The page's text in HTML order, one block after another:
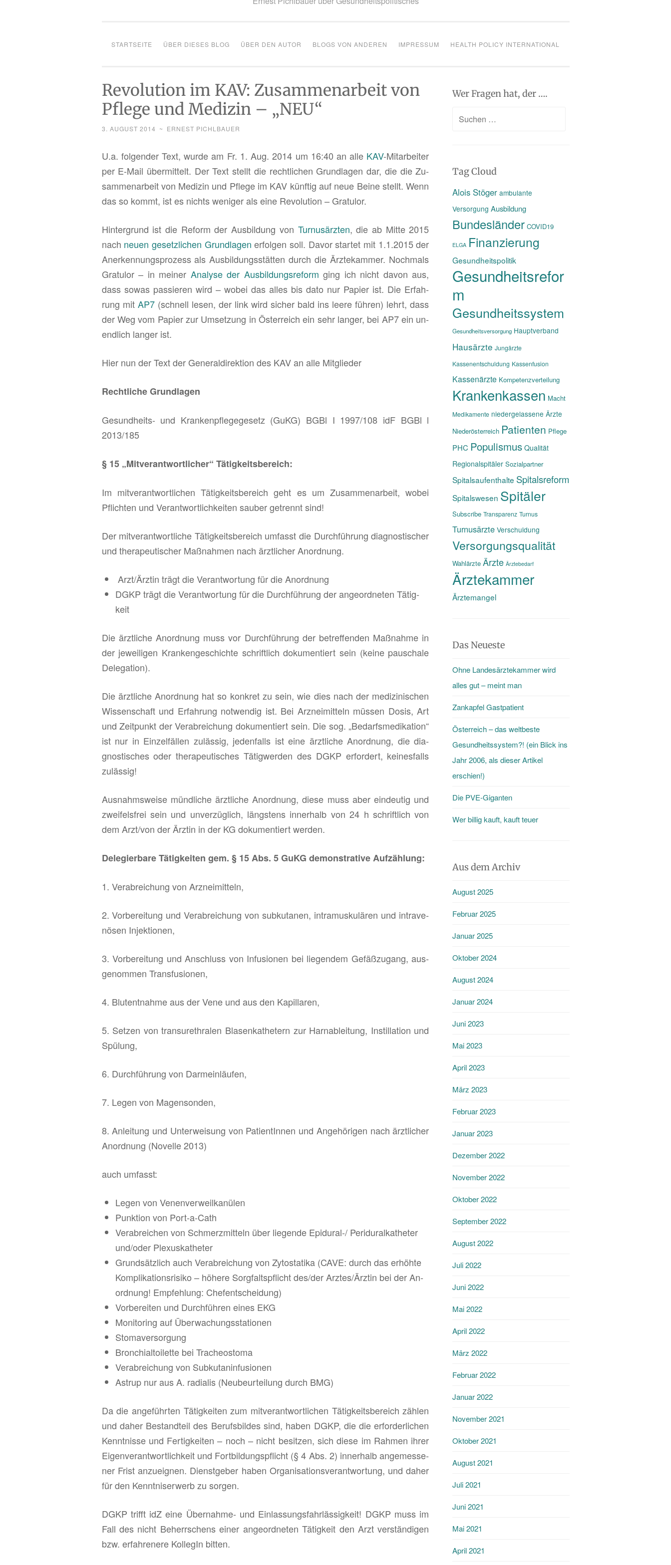
STARTSEITE ÜBER DIESES BLOG ÜBER DEN AUTOR BLOGS VON ANDEREN IMPRESSUM HEALTH POLICY INTERNATIONAL
Revolution im KAV: Zusammenarbeit von
Pflege und Medizin – „NEU“
3. AUGUST 2014 ~ ERNEST PICHLBAUER
U.a. fol­gen­der Text, wurde am Fr. 1. Aug. 2014 um 16:40 an alle KAV-Mit­ar­bei­ter
per E-Mail über­mit­telt. Der Text stellt die recht­li­chen Grund­la­gen dar, die die Zu­
sam­men­ar­beit von Me­di­zin und Pfle­ge im KAV künf­tig auf neue Beine stellt. Wenn
das so kommt, ist es nichts we­ni­ger als eine Re­vo­lu­ti­on – Gra­tu­lor.
Hin­ter­grund ist die Re­form der Aus­bil­dung von Tur­nus­ärz­ten, die ab Mitte 2015
nach neuen ge­setz­li­chen Grund­la­gen er­fol­gen soll. Davor star­tet mit 1.1.2015 der
An­er­ken­nungs­pro­zess als Aus­bil­dungs­stät­ten durch die Ärz­te­kam­mer. Noch­mals
Gra­tu­lor – in mei­ner Ana­ly­se der Aus­bil­dungs­re­form ging ich nicht davon aus,
dass sowas pas­sie­ren wird – wobei das alles bis dato nur Pa­pier ist. Die Er­fah­
rung mit AP7(schnell lesen, der link wird si­cher bald ins leere füh­ren) lehrt, dass
der Weg vom Pa­pier zur Um­set­zung in Ös­ter­reich ein sehr lan­ger, bei AP7 ein un­
end­lich lan­ger ist.
Hier nun der Text der Ge­ne­ral­di­rek­ti­on des KAV an alle Mit­glie­der
Recht­li­che Grund­la­gen
Ge­sund­heits- und Kran­ken­pfle­ge­ge­setz (GuKG) BGBl I 1997/108 idF BGBl l
2013/185
§ 15 „Mit­ver­ant­wort­li­cher“ Tä­tig­keits­be­reich:
Im mit­ver­ant­wort­li­chen Tä­tig­keits­be­reich geht es um Zu­sam­men­ar­beit, wobei
Pflich­ten und Ver­ant­wort­lich­kei­ten sau­ber ge­trennt sind!
Der mit­ver­ant­wort­li­che Tä­tig­keits­be­reich um­fasst die Durch­füh­rung dia­gnos­ti­scher
und the­ra­peu­ti­scher Maß­nah­men nach ärzt­li­cher An­ord­nung.
Arzt/Ärz­tin trägt die Ver­ant­wor­tung für die An­ord­nung
DGKP trägt die Ver­ant­wor­tung für die Durch­füh­rung der an­ge­ord­ne­ten Tä­tig­
keit
Die ärzt­li­che An­ord­nung muss vor Durch­füh­rung der be­tref­fen­den Maß­nah­me in
der je­wei­li­gen Kran­ken­ge­schich­te schrift­lich do­ku­men­tiert sein (keine pau­scha­le
De­le­ga­ti­on).
Die ärzt­li­che An­ord­nung hat so kon­kret zu sein, wie dies nach der me­di­zi­ni­schen
Wis­sen­schaft und Er­fah­rung not­wen­dig ist. Bei Arz­nei­mit­teln müs­sen Dosis, Art
und Zeit­punkt der Ver­ab­rei­chung do­ku­men­tiert sein. Die sog. „Be­darfs­me­di­ka­ti­on“
ist nur in Ein­zel­fäl­len zu­läs­sig, je­den­falls ist eine ärzt­li­che An­ord­nung, die dia­
gnos­ti­sches oder the­ra­peu­ti­sches Tä­tig­wer­den des DGKP er­for­dert, kei­nes­falls
zu­läs­sig!
Aus­nahms­wei­se münd­li­che ärzt­li­che An­ord­nung, diese muss aber ein­deu­tig und
zwei­fels­frei sein und un­ver­züg­lich, längs­tens in­ner­halb von 24 h schrift­lich von
dem Arzt/von der Ärz­tin in der KG do­ku­men­tiert wer­den.
De­le­gier­ba­re Tä­tig­kei­ten gem. § 15 Abs. 5 GuKG de­mons­tra­ti­ve Auf­zäh­lung:
1. Ver­ab­rei­chung von Arz­nei­mit­teln,
2. Vor­be­rei­tung und Ver­ab­rei­chung von sub­ku­ta­nen, in­tra­mus­ku­lä­ren und in­tra­ve­
nö­sen In­jek­tio­nen,
3. Vor­be­rei­tung und An­schluss von In­fu­sio­nen bei lie­gen­dem Ge­fäß­zu­gang, aus­
ge­nom­men Trans­fu­sio­nen,
4. Blut­ent­nah­me aus der Vene und aus den Ka­pil­la­ren,
5. Set­zen von tran­su­re­thra­len Bla­sen­ka­the­tern zur Harnablei­tung, In­stil­la­ti­on und
Spü­lung,
6. Durch­füh­rung von Dar­m­ein­läu­fen,
7. Legen von Ma­gen­son­den,
8. An­lei­tung und Un­ter­wei­sung von Pa­ti­en­tIn­nen und An­ge­hö­ri­gen nach ärzt­li­cher
An­ord­nung (No­vel­le 2013)
auch um­fasst:
Legen von Ve­nen­ver­weil­ka­nü­len
Punk­ti­on von Port-a-Cath
Ver­ab­rei­chen von Schmerz­mit­teln über lie­gen­de Epi­du­ral-/ Pe­ri­du­ral­ka­the­ter
und/oder Ple­xus­ka­the­ter
Grund­sätz­lich auch Ver­ab­rei­chung von Zy­to­sta­ti­ka (CAVE: durch das er­höh­te
Kom­pli­ka­ti­ons­ri­si­ko – hö­he­re Sorg­falts­pflicht des/der Arz­tes/Ärz­tin bei der An­
ord­nung! Emp­feh­lung: Chef­ent­schei­dung)
Vor­be­rei­ten und Durch­füh­ren eines EKG
Mo­ni­to­ring auf Über­wa­chungs­sta­tio­nen
Sto­ma­ver­sor­gung
Bron­chi­al­toi­let­te bei Tra­cheo­st­o­ma
Ver­ab­rei­chung von Sub­ku­ta­nin­fu­sio­nen
As­trup nur aus A. ra­dia­lis (Neu­be­ur­tei­lung durch BMG)
Da die an­ge­führ­ten Tä­tig­kei­ten zum mit­ver­ant­wort­li­chen Tä­tig­keits­be­reich zäh­len
und daher Be­stand­teil des Be­rufs­bil­des sind, haben DGKP, die die er­for­der­li­chen
Kennt­nis­se und Fer­tig­kei­ten – noch – nicht be­sit­zen, sich diese im Rah­men ihrer
Ei­gen­ver­ant­wort­lich­keit und Fort­bil­dungs­pflicht (§ 4 Abs. 2) in­ner­halb an­ge­mes­se­
ner Frist an­zu­eig­nen. Dienst­ge­ber haben Or­ga­ni­sa­ti­ons­ver­ant­wor­tung, und daher
für den Kennt­nis­er­werb zu sor­gen.
DGKP trifft idZ eine Über­nah­me- und Ein­las­sungs­fahr­läs­sig­keit! DGKP muss im
Fall des nicht Be­herr­schens einer an­ge­ord­ne­ten Tä­tig­keit den Arzt ver­stän­di­gen
bzw. er­fah­re­ne­re Kol­le­gIn bit­ten.
Wer Fragen hat, der ….
Suchen
Tag Cloud
Alois Stöger ambulante
Versorgung Ausbildung
Bundesländer COVID19
ELGA Finanzierung
Gesundheitspolitik
Gesundheitsrefor
m
Gesundheitssystem
Gesundheitsversorgung Hauptverband
Hausärzte Jungärzte
Kassenentschuldung Kassenfusion
Kassenärzte Kompetenzverteilung
Krankenkassen Macht
Medikamente niedergelassene Ärzte
Niederösterreich Patienten Pflege
PHC Populismus Qualität
Regionalspitäler Sozialpartner
Spitalsaufenthalte Spitalsreform
Spitalswesen Spitäler
Subscribe Transparenz Turnus
Turnusärzte Verschuldung
Versorgungsqualität
Wahlärzte Ärzte Ärztebedarf
Ärztekammer
Ärztemangel
Das Neueste
Ohne Landesärztekammer wird
alles gut – meint man
Zankapfel Gastpatient
Österreich – das weltbeste
Gesundheitssystem?! (ein Blick ins
Jahr 2006, als dieser Artikel
erschien!)
Die PVE-Giganten
Wer billig kauft, kauft teuer
Aus dem Archiv
August 2025
Februar 2025
Januar 2025
Oktober 2024
August 2024
Januar 2024
Juni 2023
Mai 2023
April 2023
März 2023
Februar 2023
Januar 2023
Dezember 2022
November 2022
Oktober 2022
September 2022
August 2022
Juli 2022
Juni 2022
Mai 2022
April 2022
März 2022
Februar 2022
Januar 2022
November 2021
Oktober 2021
August 2021
Juli 2021
Juni 2021
Mai 2021
April 2021